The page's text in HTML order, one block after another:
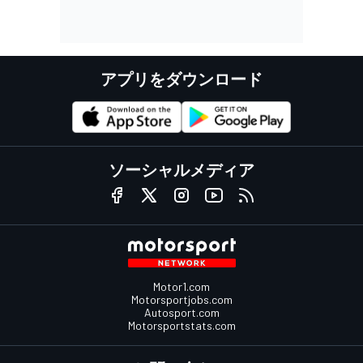
アプリをダウンロード
ソーシャルメディア
Motor1.com
Motorsportjobs.com
Autosport.com
Motorsportstats.com